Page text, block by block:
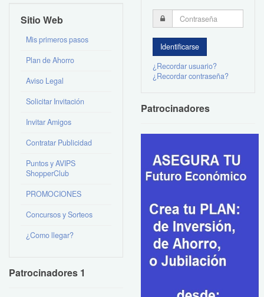
Sitio Web
Mis primeros pasos
Plan de Ahorro
Aviso Legal
Solicitar Invitación
Invitar Amigos
Contratar Publicidad
Puntos y AVIPS
ShopperClub
PROMOCIONES
Concursos y Sorteos
¿Como llegar?
Patrocinadores 1
¿Recordar usuario?
¿Recordar contraseña?
Patrocinadores